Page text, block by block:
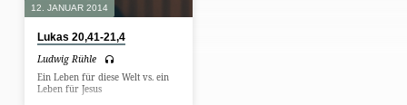
12. JANUAR 2014
Lukas 20,41-21,4
Ludwig Rühle
Ein Leben für diese Welt vs. ein
Leben für Jesus